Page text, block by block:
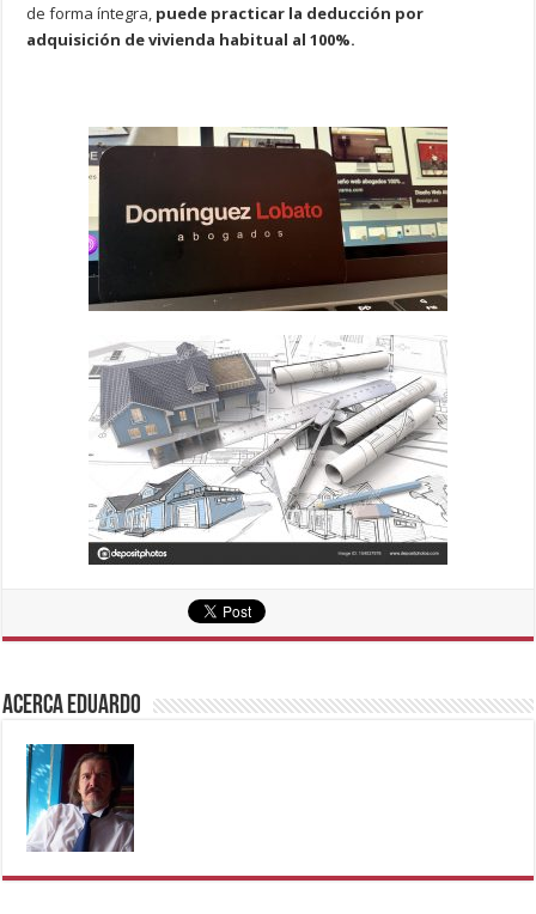
de forma íntegra, puede practicar la deducción por
adquisición de vivienda habitual al 100%.
Acerca eduardo